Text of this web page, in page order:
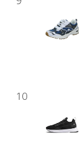
10